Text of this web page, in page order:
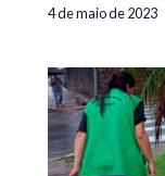
4 de maio de 2023